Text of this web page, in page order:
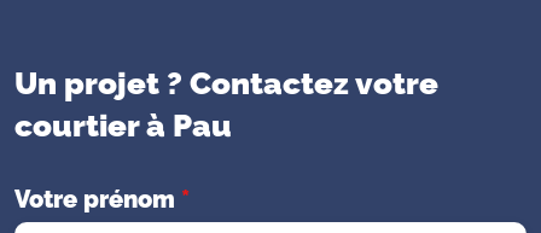
Un projet ? Contactez votre
courtier à Pau
Votre prénom *